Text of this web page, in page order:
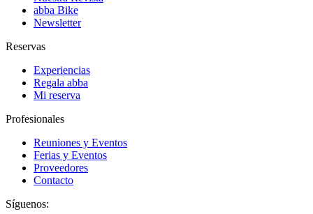
abba Bike
Newsletter
Reservas
Experiencias
Regala abba
Mi reserva
Profesionales
Reuniones y Eventos
Ferias y Eventos
Proveedores
Contacto
Síguenos: